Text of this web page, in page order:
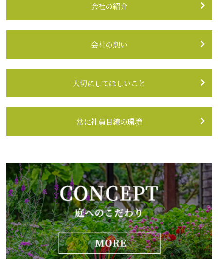
会社の紹介
会社の想い
大切にしてほしいこと
常に社員目線の環境